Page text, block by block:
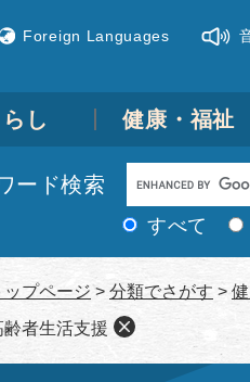
Foreign Languages
らし 健康・福祉
ード検索
Google
カ
検
すべて
ップページ > 分類でさがす >
齢者生活支援